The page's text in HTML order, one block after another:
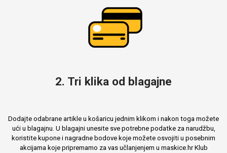
2. Tri klika od blagajne
Dodajte odabrane artikle u košaricu jednim klikom i nakon toga možete
ući u blagajnu. U blagajni unesite sve potrebne podatke za narudžbu,
koristite kupone i nagradne bodove koje možete osvojiti u posebnim
akcijama koje pripremamo za vas učlanjenjem u maskice.hr Klub
MarbleMania